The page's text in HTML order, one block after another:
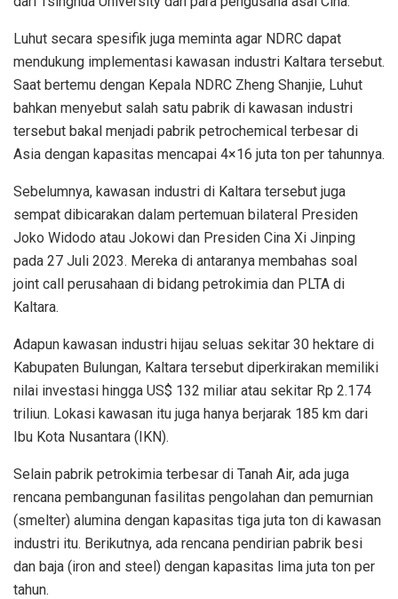
Luhut secara spesifik juga meminta agar NDRC dapat
mendukung implementasi kawasan industri Kaltara tersebut.
Saat bertemu dengan Kepala NDRC Zheng Shanjie, Luhut
bahkan menyebut salah satu pabrik di kawasan industri
tersebut bakal menjadi pabrik petrochemical terbesar di
Asia dengan kapasitas mencapai 4×16 juta ton per tahunnya.
Sebelumnya, kawasan industri di Kaltara tersebut juga
sempat dibicarakan dalam pertemuan bilateral Presiden
Joko Widodo atau Jokowi dan Presiden Cina Xi Jinping
pada 27 Juli 2023. Mereka di antaranya membahas soal
joint call perusahaan di bidang petrokimia dan PLTA di
Kaltara.
Adapun kawasan industri hijau seluas sekitar 30 hektare di
Kabupaten Bulungan, Kaltara tersebut diperkirakan memiliki
nilai investasi hingga US$ 132 miliar atau sekitar Rp 2.174
triliun. Lokasi kawasan itu juga hanya berjarak 185 km dari
Ibu Kota Nusantara (IKN).
Selain pabrik petrokimia terbesar di Tanah Air, ada juga
rencana pembangunan fasilitas pengolahan dan pemurnian
(smelter) alumina dengan kapasitas tiga juta ton di kawasan
industri itu. Berikutnya, ada rencana pendirian pabrik besi
dan baja (iron and steel) dengan kapasitas lima juta ton per
tahun.